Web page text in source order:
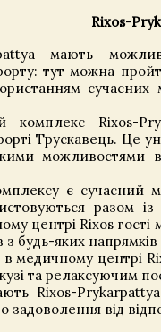
Rixos-
мають
тут можна
комплекс Rixos-
Трускавець. Це
можливостями
є сучасний
разом
центрі Rixos
з будь-яких напрямків
медичному центрі
та релаксуючим
Rixos-
задоволення від